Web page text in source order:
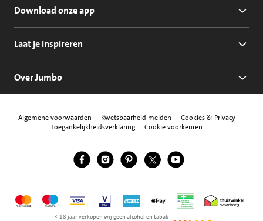
Download onze app
Laat je inspireren
Over Jumbo
Algemene voorwaarden Kwetsbaarheid melden
Cookies & Privacy
Toegankelijkheidsverklaring
Cookie voorkeuren
Volg ons
Jumbo Facebook
Jumbo Instagram
Jumbo Pinterest
Jumbo Twitter
Jumbo YouTube
MastercardMaestroVisa Vpay American Express
Apple Pay Thuiswinkel
< 18 jaar verkopen wij geen alcohol en tabak